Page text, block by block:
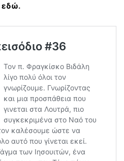
εδώ.